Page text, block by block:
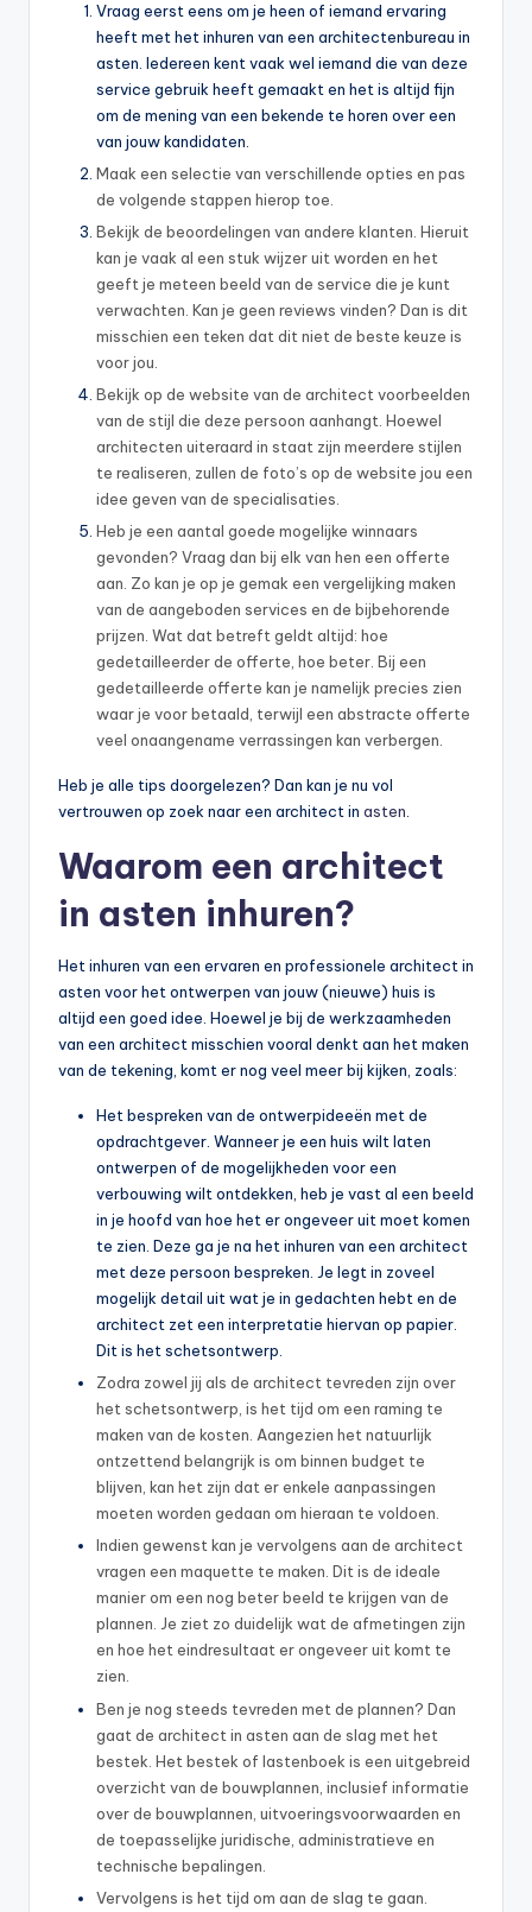
Vraag eerst eens om je heen of iemand ervaring
heeft met het inhuren van een architectenbureau in
asten. Iedereen kent vaak wel iemand die van deze
service gebruik heeft gemaakt en het is altijd fijn
om de mening van een bekende te horen over een
van jouw kandidaten.
Maak een selectie van verschillende opties en pas
de volgende stappen hierop toe.
Bekijk de beoordelingen van andere klanten. Hieruit
kan je vaak al een stuk wijzer uit worden en het
geeft je meteen beeld van de service die je kunt
verwachten. Kan je geen reviews vinden? Dan is dit
misschien een teken dat dit niet de beste keuze is
voor jou.
Bekijk op de website van de architect voorbeelden
van de stijl die deze persoon aanhangt. Hoewel
architecten uiteraard in staat zijn meerdere stijlen
te realiseren, zullen de foto’s op de website jou een
idee geven van de specialisaties.
Heb je een aantal goede mogelijke winnaars
gevonden? Vraag dan bij elk van hen een offerte
aan. Zo kan je op je gemak een vergelijking maken
van de aangeboden services en de bijbehorende
prijzen. Wat dat betreft geldt altijd: hoe
gedetailleerder de offerte, hoe beter. Bij een
gedetailleerde offerte kan je namelijk precies zien
waar je voor betaald, terwijl een abstracte offerte
veel onaangename verrassingen kan verbergen.
Heb je alle tips doorgelezen? Dan kan je nu vol
vertrouwen op zoek naar een architect in asten.
Waarom een architect
in asten inhuren?
Het inhuren van een ervaren en professionele architect in
asten voor het ontwerpen van jouw (nieuwe) huis is
altijd een goed idee. Hoewel je bij de werkzaamheden
van een architect misschien vooral denkt aan het maken
van de tekening, komt er nog veel meer bij kijken, zoals:
Het bespreken van de ontwerpideeën met de
opdrachtgever. Wanneer je een huis wilt laten
ontwerpen of de mogelijkheden voor een
verbouwing wilt ontdekken, heb je vast al een beeld
in je hoofd van hoe het er ongeveer uit moet komen
te zien. Deze ga je na het inhuren van een architect
met deze persoon bespreken. Je legt in zoveel
mogelijk detail uit wat je in gedachten hebt en de
architect zet een interpretatie hiervan op papier.
Dit is het schetsontwerp.
Zodra zowel jij als de architect tevreden zijn over
het schetsontwerp, is het tijd om een raming te
maken van de kosten. Aangezien het natuurlijk
ontzettend belangrijk is om binnen budget te
blijven, kan het zijn dat er enkele aanpassingen
moeten worden gedaan om hieraan te voldoen.
Indien gewenst kan je vervolgens aan de architect
vragen een maquette te maken. Dit is de ideale
manier om een nog beter beeld te krijgen van de
plannen. Je ziet zo duidelijk wat de afmetingen zijn
en hoe het eindresultaat er ongeveer uit komt te
zien.
Ben je nog steeds tevreden met de plannen? Dan
gaat de architect in asten aan de slag met het
bestek. Het bestek of lastenboek is een uitgebreid
overzicht van de bouwplannen, inclusief informatie
over de bouwplannen, uitvoeringsvoorwaarden en
de toepasselijke juridische, administratieve en
technische bepalingen.
Vervolgens is het tijd om aan de slag te gaan.